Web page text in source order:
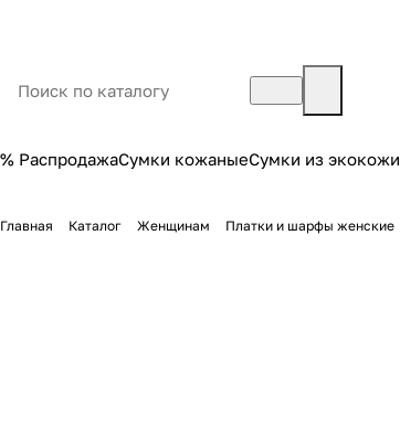
% РаспродажаСумки кожаныеСумки из экокожи
Главная Каталог Женщинам Платки и шарфы женские